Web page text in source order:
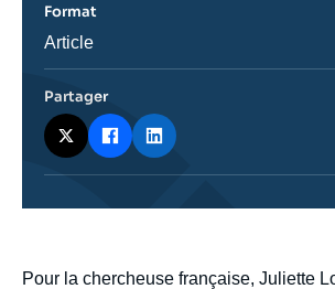
body
Pour la chercheuse française, Juliette
Format
Catégorie
Article
Partager